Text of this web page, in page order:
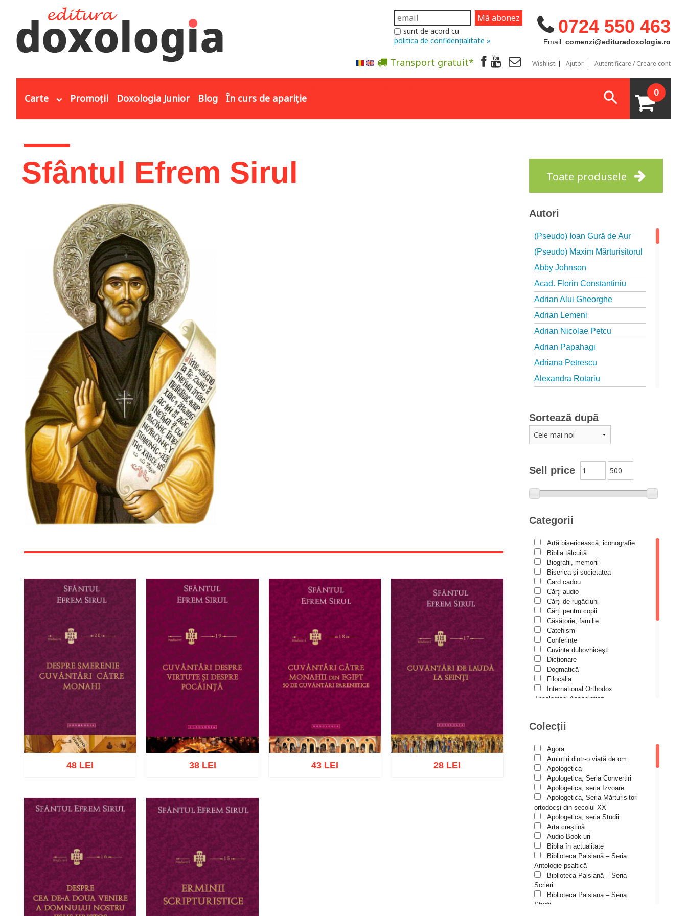
0724 550 463
Email: comenzi@edituradoxologia.ro
sunt de acord cu
politica de confidențialitate »
Transport gratuit* Wishlist Ajutor Autentificare / Creare cont
Carte Promoții Doxologia Junior Blog În curs de apariție 0
Sfântul Efrem Sirul
Adaugă în coș Wishlist
48 LEI
Adaugă în coș Wishlist
38 LEI 43 LEI 28 LEI
Toate produsele
Autori
(Pseudo) Ioan Gură de Aur
(Pseudo) Maxim Mărturisitorul
Abby Johnson
Acad. Florin Constantiniu
Adrian Alui Gheorghe
Adrian Lemeni
Adrian Nicolae Petcu
Adrian Papahagi
Adriana Petrescu
Alexandra Rotariu
Alexandru Elian
Alexandru Huțanu
Moldovanu
Alexandru Mihăilă
Alexandru Rădescu
Alina Ana Nistor
Alphonse de LAMARTINE
Amy Parker
Ana Iacov
Ana-Lorina Iacob
Anastasiya Sokolova
Anca Apostol
Anca Vasiliu
Andreea Ogăraru
Andreea și Ana Maria
Lemnaru
Andrei Macar
Andrew Stephen Damick
Anthony Stehlin
Araz Veliev
Arhid. dr. Iulian-Ciprian Rusu
Arhid. John Chryssavgis
Arhid. Laurean Mircea
Arhid. lect. univ. dr. Adrian-
Sorin Mihalache
Arhidiacon Alexandru Grigoraș
Arhim. Athanasie
Stavrovouniotul
Arhim. Clement Haralam
Sell price
Categorii
Artă bisericească, iconografie
Biblia tâlcuită
Biografii, memorii
Biserica și societatea
Card cadou
Cărţi audio
Cărți de rugăciuni
Cărți pentru copii
Căsătorie, familie
Catehism
Conferințe
Cuvinte duhovniceşti
Dicționare
Dogmatică
Filocalia
International Orthodox
Theological Association
Liturgică şi Pastorală
Pateric
Patristică
Pelerinaje/Turism
Poezie și proză creștină
Predici/Omilii
Psihoterapie ortodoxă
Religie, știință, filosofie
Sănătate/Stil de viaţă
Spiritualitate ortodoxă
Studii
Vieți de sfinți
Colecții
Agora
Amintiri dintr-o viață de om
Apologetica
Apologetica, Seria Convertiri
Apologetica, seria Izvoare
Apologetica, Seria Mărturisitori
ortodocşi din secolul XX
Apologetica, seria Studii
Arta creștină
Audio Book-uri
Biblia în actualitate
Biblioteca Paisiană – Seria
Antologie psaltică
Biblioteca Paisiană – Seria
Scrieri
Biblioteca Paisiana – Seria
Studii
Sortează după